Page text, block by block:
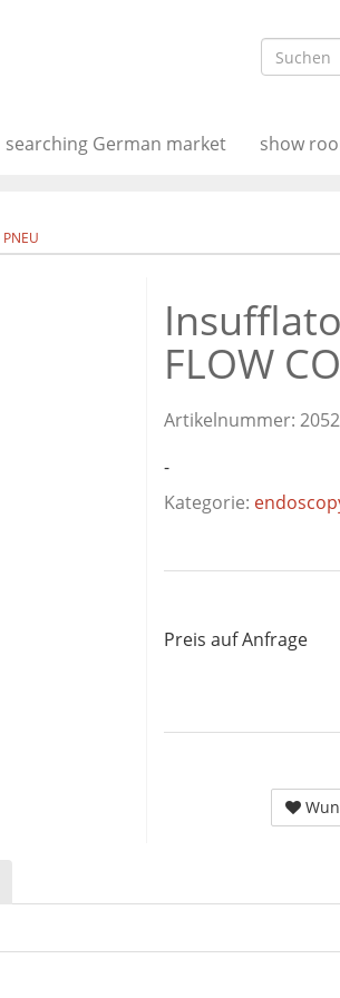
searching German market show
FLOW
Artikelnummer:
-
Kategorie:
Preis auf Anfrage